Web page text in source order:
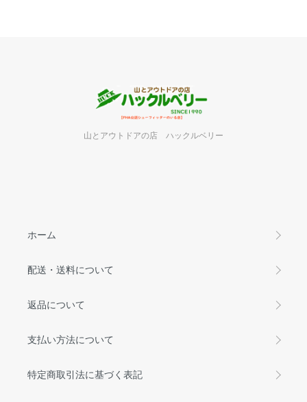
山とアウトドアの店 ハックルベリー
ホーム
配送・送料について
返品について
支払い方法について
特定商取引法に基づく表記